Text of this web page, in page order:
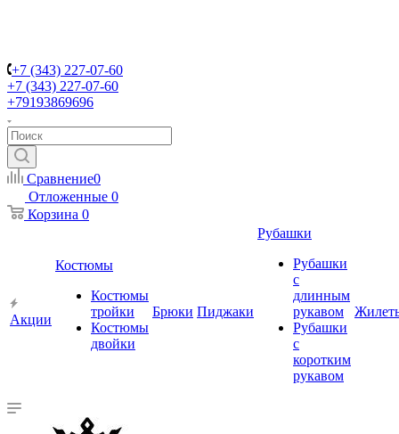
+7 (343) 227-07-60
+7 (343) 227-07-60
+79193869696
Сравнение0
Отложенные 0
Корзина 0
Акции
Костюмы
Костюмы
тройки
Костюмы
двойки
Брюки Пиджаки
Рубашки
Рубашки
с
длинным
рукавом
Рубашки
с
коротким
рукавом